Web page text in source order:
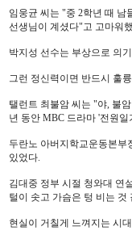
임웅균 씨는 "중 2학년 때 남
선생님이 계셨다"고 고마워
박지성 선수는 부상으로 의
그런 정신력이면 반드시 훌
탤런트 최불암 씨는 "야, 불
년 동안 MBC 드라마 '전원
두란노 아버지학교운동본부
있었다.
김대중 정부 시절 청와대 연
털이 솟고 가슴은 텅 비는 것
현실이 거칠게 느껴지는 시